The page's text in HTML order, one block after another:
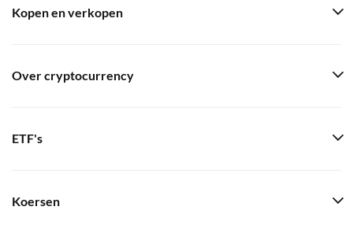
Kopen en verkopen
Over cryptocurrency
ETF's
Koersen